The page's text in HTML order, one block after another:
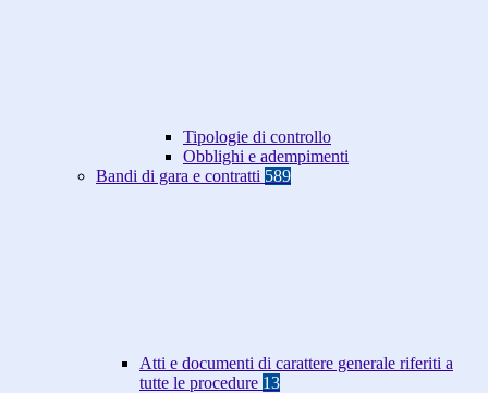
Tipologie di controllo
Obblighi e adempimenti
Bandi di gara e contratti 589
Atti e documenti di carattere generale riferiti a
tutte le procedure 13